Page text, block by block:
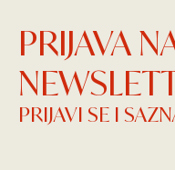
PRIJAVA
PRIJAVI SE I